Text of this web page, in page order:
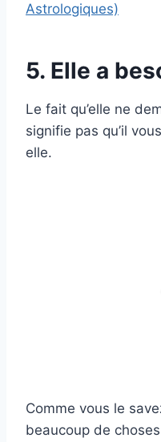
Astrologiques)
5. Elle a
Le fait qu’elle ne
signifie pas qu’il
elle.
Comme vous le
beaucoup de